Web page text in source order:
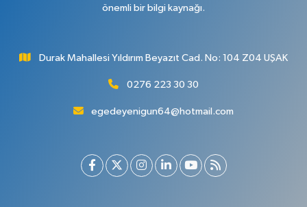
önemli bir bilgi kaynağı.
Durak Mahallesi Yıldırım Beyazıt Cad. No: 104 Z04 UŞAK
0276 223 30 30
egedeyenigun64@hotmail.com